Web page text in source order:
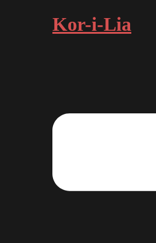
Kor-i-Lia